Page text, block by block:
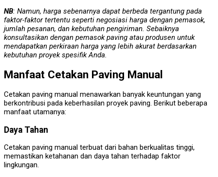
NB: Namun, harga sebenarnya dapat berbeda tergantung pada
faktor-faktor tertentu seperti negosiasi harga dengan pemasok,
jumlah pesanan, dan kebutuhan pengiriman. Sebaiknya
konsultasikan dengan pemasok paving atau produsen untuk
mendapatkan perkiraan harga yang lebih akurat berdasarkan
kebutuhan proyek spesifik Anda.
Manfaat Cetakan Paving Manual
Cetakan paving manual menawarkan banyak keuntungan yang
berkontribusi pada keberhasilan proyek paving. Berikut beberapa
manfaat utamanya:
Daya Tahan
Cetakan paving manual terbuat dari bahan berkualitas tinggi,
memastikan ketahanan dan daya tahan terhadap faktor
lingkungan.